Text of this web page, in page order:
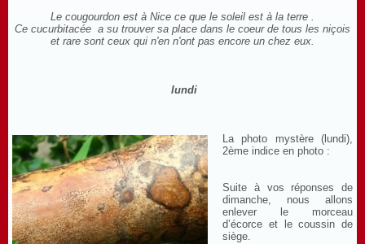
Le cougourdon est à Nice ce que le soleil est à la terre .
Ce cucurbitacée a su trouver sa place dans le coeur de tous les niçois
et rare sont ceux qui n'en n'ont pas encore un chez eux.
lundi
La photo mystère (lundi),
2ème indice en photo :
Suite à vos réponses de
dimanche, nous allons
enlever le morceau
d’écorce et le coussin de
siège.